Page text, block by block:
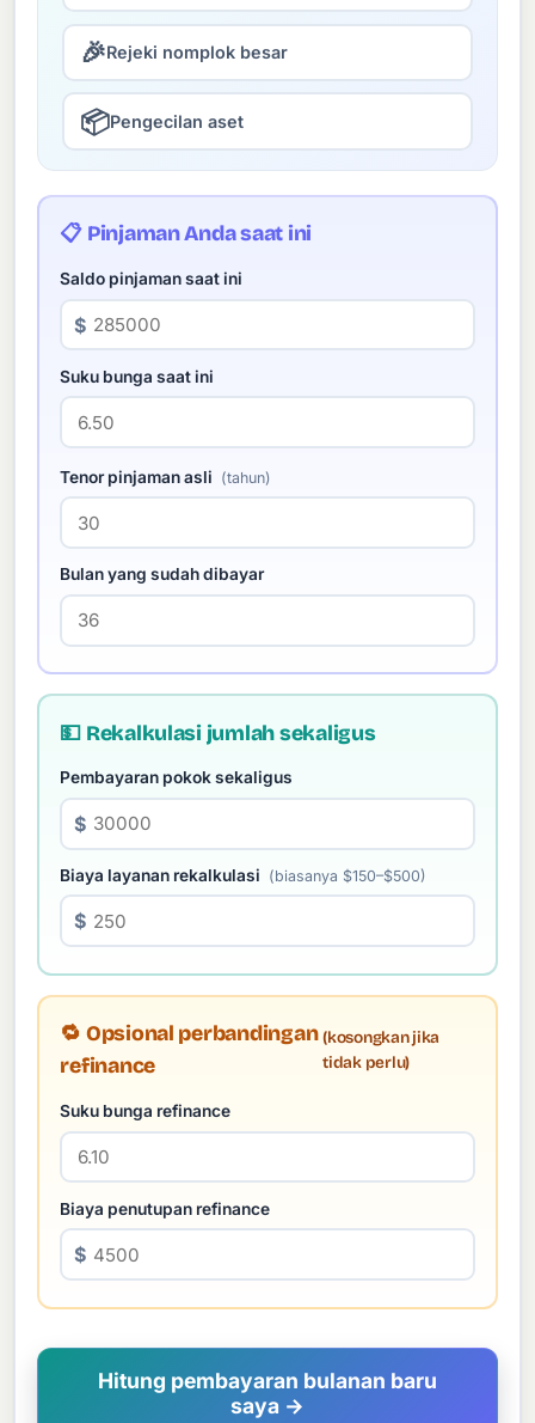
🎉Rejeki nomplok besar
📦Pengecilan aset
📋 Pinjaman Anda saat ini
Saldo pinjaman saat ini
$
Suku bunga saat ini
Tenor pinjaman asli (tahun)
Bulan yang sudah dibayar
💵 Rekalkulasi jumlah sekaligus
Pembayaran pokok sekaligus
$
Biaya layanan rekalkulasi (biasanya $150–$500)
$
🔁 Opsional perbandingan
refinance
(kosongkan jika
tidak perlu)
Suku bunga refinance
Biaya penutupan refinance
$
Hitung pembayaran bulanan baru
saya →